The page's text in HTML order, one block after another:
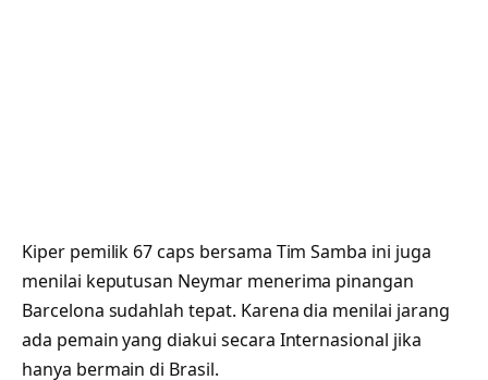
Kiper pemilik 67 caps bersama Tim Samba ini juga
menilai keputusan Neymar menerima pinangan
Barcelona sudahlah tepat. Karena dia menilai jarang
ada pemain yang diakui secara Internasional jika
hanya bermain di Brasil.